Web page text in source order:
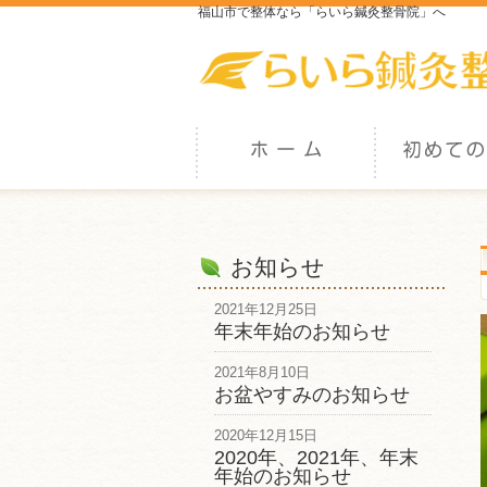
福山市で整体なら「らいら鍼灸整骨院」へ
お知らせ
2021年12月25日
年末年始のお知らせ
2021年8月10日
お盆やすみのお知らせ
2020年12月15日
2020年、2021年、年末
年始のお知らせ